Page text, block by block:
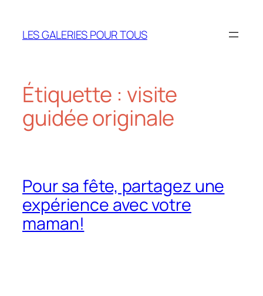
contenu
LES GALERIES POUR TOUS
Étiquette : visite
guidée originale
Pour sa fête, partagez une
expérience avec votre
maman!